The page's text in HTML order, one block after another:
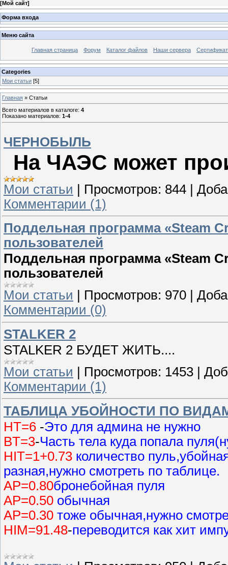
[Мой сайт]
Форма входа
Меню сайта
Главная страница Форум Каталог файлов Наши сервера
Categories
Мои статьи [5]
Главная » Статьи
Всего материалов в каталоге: 4
Показано материалов: 1-4
ЧЕРНОБЫЛЬ
На ЧАЭС может
Мои статьи | Просмотров: 844 |
Комментарии (1)
Поддельная программа «Steam
пользователей
Поддельная программа «Steam
пользователей
Мои статьи
Просмотров: 970
Комментарии (0)
STALKER 2
STALKER 2 БУДЕТ ЖИТЬ....
Мои статьи
Просмотров: 1453
Комментарии (1)
ТАБЛИЦА УБОЙНОСТИ ПО
HT=6 -Это для админа не нужно
BT=3-Часть тела куда попала
HIT=1+0.73 количество
разная,нужно смотреть по таблице.
AP=0.80бронебойная пуля
AP=0.50 обычная
AP=0.30 тоже обычная,нужно
HIM=91.48-переводится как хит